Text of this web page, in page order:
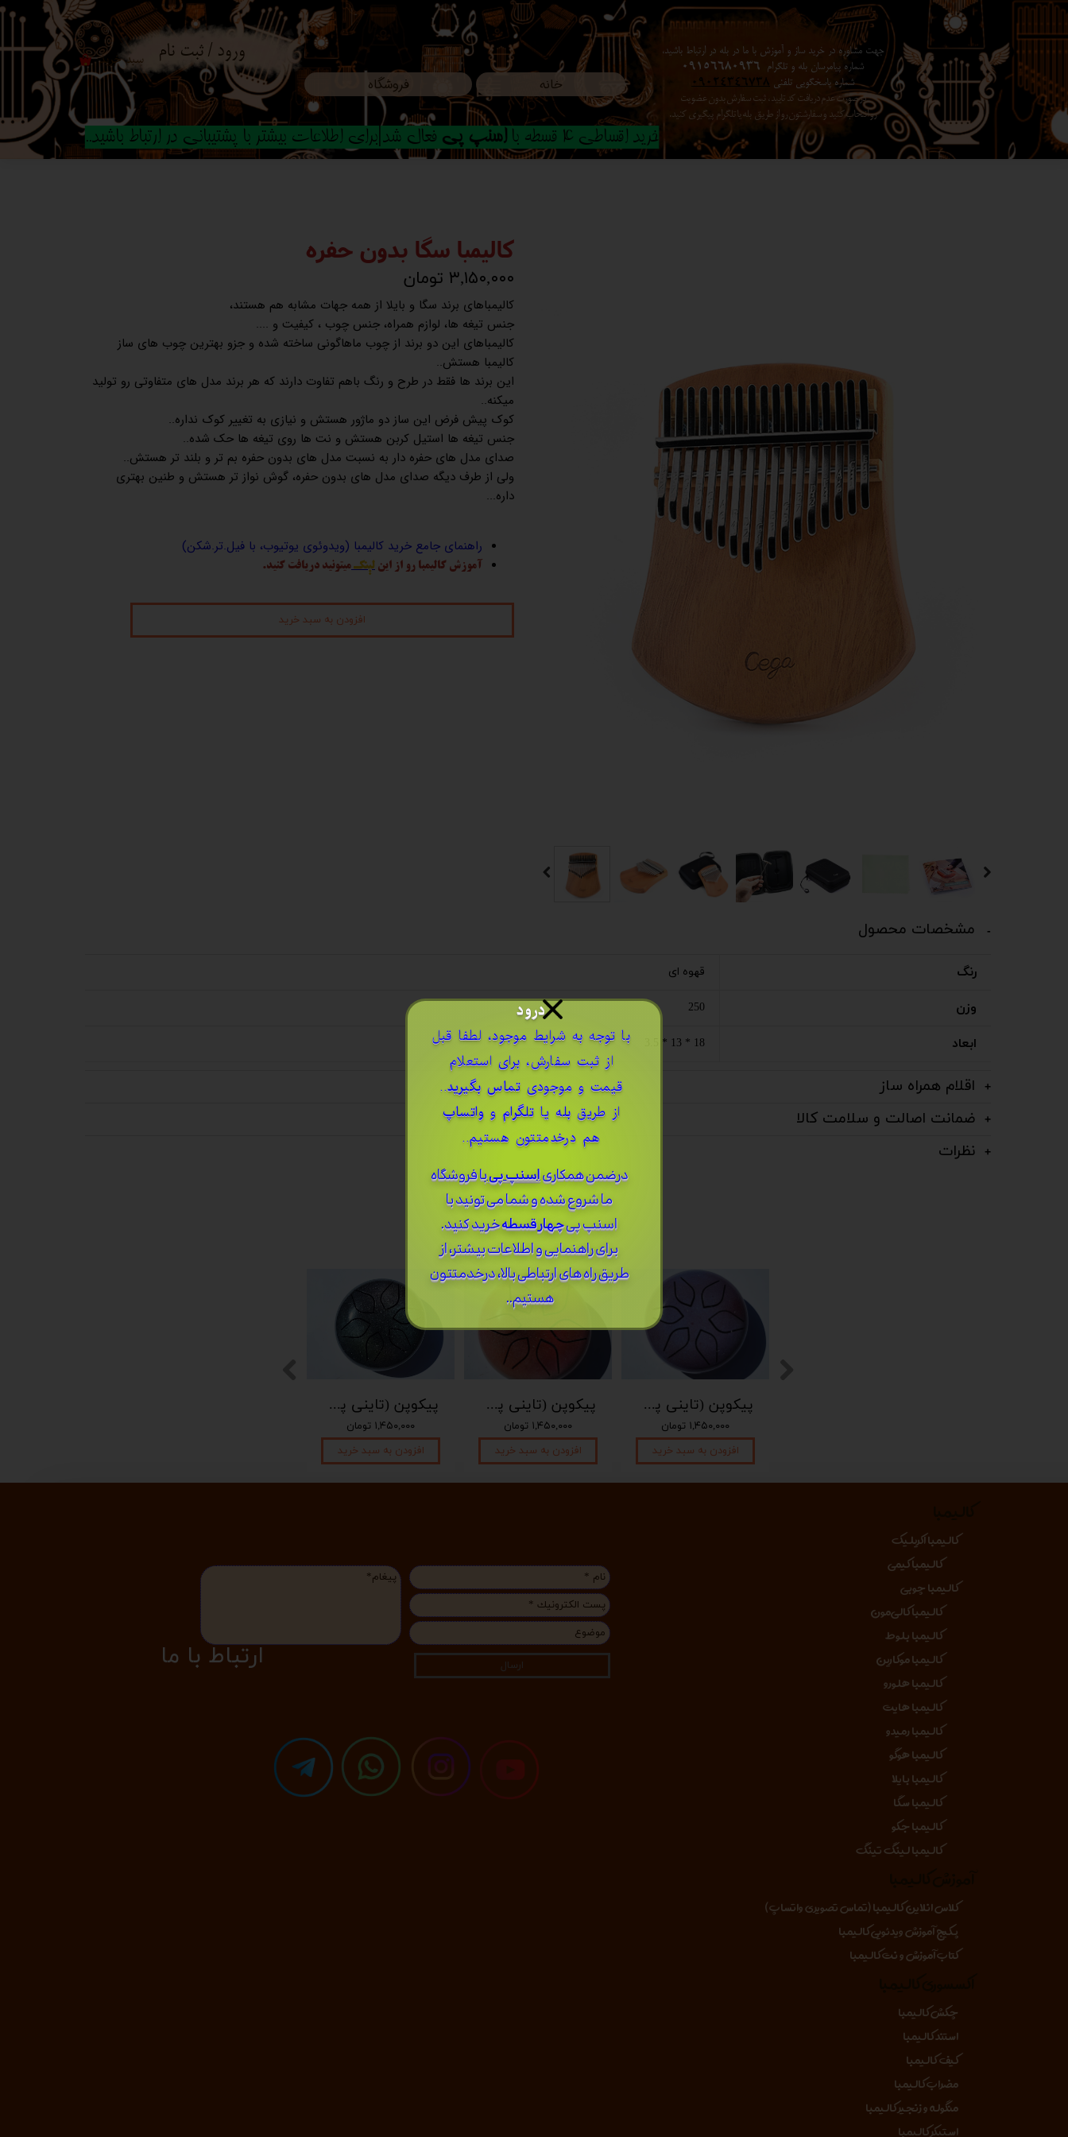
خانه فروشگاه
جهت مشاوره در خرید ساز و آموزش با ما در بله در ارتباط باشید،
شماره پیامرسان بله و تلگرام 09156680936
شماره پاسخگویی تلفنی 09024346738
در صورت عدم دریافت کد تایید ، ثبت سفارش بدون عضویت
رو انتخاب کنید ​​​​​​​ و سفارشتون رو از طریق بله یا تلگرام پیگیری کنید.
۰ سبد خرید ورود / ثبت نام
حساب کاربری من
تغییر گذر واژه
خرید اقساطی 4 قسطه با اسنپ پی فعال شد|برای اطلاعات بیشتر با پشتیبانی در ارتباط باشید..
کالیمبا سگا بدون حفره
۳,۱۵۰,۰۰۰ تومان
کالیمباهای برند سگا و بایلا از همه جهات مشابه هم هستند،
جنس تیغه ها، لوازم همراه، جنس چوب ، کیفیت و ....
کالیمباهای این دو برند از چوب ماهاگونی ساخته شده و جزو بهترین چوب های ساز
کالیمبا هستش..
این برند ها فقط در طرح و رنگ باهم تفاوت دارند که هر برند مدل های متفاوتی رو تولید
میکنه..
کوک پیش فرض این ساز دو ماژور هستش و نیازی به تغییر کوک نداره..
جنس تیغه ها استیل کربن هستش و نت ها روی تیغه ها حک شده..
صدای مدل های حفره دار به نسبت مدل های بدون حفره بم تر و بلند تر هستش..
ولی از طرف دیگه صدای مدل های بدون حفره، گوش نواز تر هستش و طنین بهتری
داره...
راهنمای جامع خرید کالیمبا (ویدوئوی یوتیوب، با فیل.تر.شکن)
آموزش کالیمبا رو از این لینک میتونید دریافت کنید.
افزودن به سبد خرید
مشخصات محصول
رنگ قهوه ای
وزن 250
ابعاد 18 * 13 * 3.5
اقلام همراه ساز
ضمانت اصالت و سلامت کالا
نظرات
پیکوپن (تاینی پن) 6 نت برند دلکو
۱,۴۵۰,۰۰۰ تومان
افزودن به سبد خرید
پیکوپن (تاینی پن) 6 نت برند دلکو
۱,۴۵۰,۰۰۰ تومان
افزودن به سبد خرید
پیکوپن (تاینی پن) 6 نت برند دلکو
۱,۴۵۰,۰۰۰ تومان
افزودن به سبد خرید
​​​ارتباط با ما ارسال
کالیمبا اکریلیک
کالیمبا کیمی
کالیمبا چوبی
کالیمبا کالی‌مون
کالیمبا بلوط
کالیمبا موکارین
کالیمبا هلورو
کالیمبا هایت
کالیمبا رمیدو
کالیمبا هوگو
کالیمبا بایلا
کالیمبا سگا
کالیمبا جکو
کالیمبا لینگ تینگ
کلاس انلاین کالیمبا (تماس تصویری واتساپ)
پکیج آموزش ویدئویی کالیمبا
کتاب آموزش و نت کالیمبا
چکش کالیمبا
استند کالیمبا
کیف کالیمبا
مضراب کالیمبا
منگوله و زنجیر کالیمبا
استیکر کالیمبا
درود
​با توجه به شرایط موجود، لطفا قبل
از ثبت سفارش، برای استعلام
قیمت و موجودیتماس بگیرید..
از طریق بله یا تلگرام وواتساپ
هم درخدمتتون هستیم..
درضمن ​همکاریاسنپ پیبا فروشگاه
ما شروع شده و شما می تونید با
اسنپ پیچهار قسطهخرید کنید.
برای راهنمایی و اطلاعات بیشتر، از
طریق راه های ارتباطی بالا، درخدمتتون
هستیم..